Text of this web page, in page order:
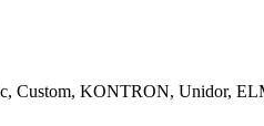
Custom, KONTRON, Unidor,